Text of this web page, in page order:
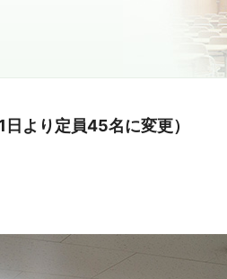
より定員45名に変更）